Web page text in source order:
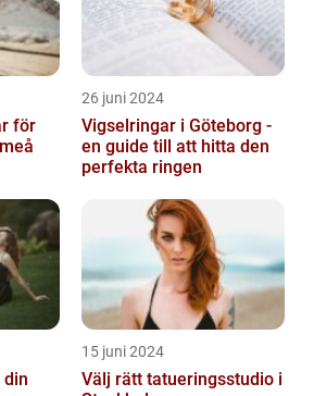
för
26 juni 2024
Vigselringar i Göteborg -
en guide till att hitta den
perfekta ringen
din
15 juni 2024
Välj rätt tatueringsstudio i